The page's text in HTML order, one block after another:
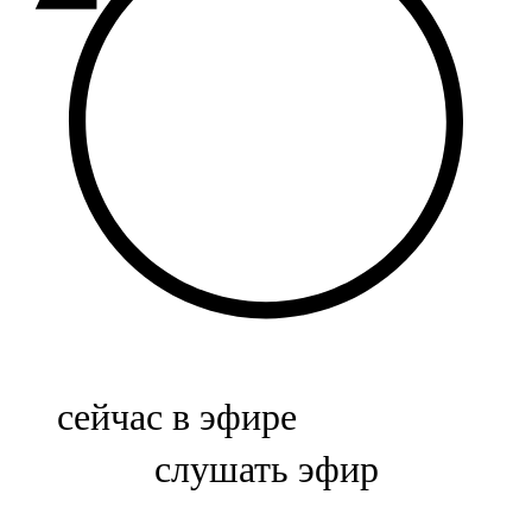
107,1 FM
Балык бистәсе
104,9 FM
Баулы
107,5 FM
Биләр
Болгар
сейчас в эфире
слушать эфир